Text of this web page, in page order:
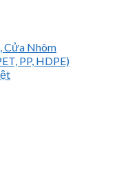
Cửa Nhôm
PP, HDPE)